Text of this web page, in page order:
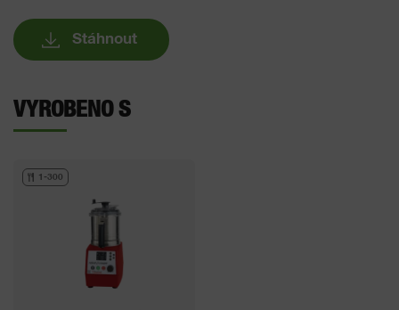
Stáhnout
VYROBENO S
1-300